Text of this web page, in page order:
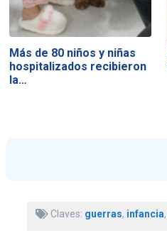
Más de 80 niños y niñas
hospitalizados recibieron
la…
Claves: guerras, infancia,